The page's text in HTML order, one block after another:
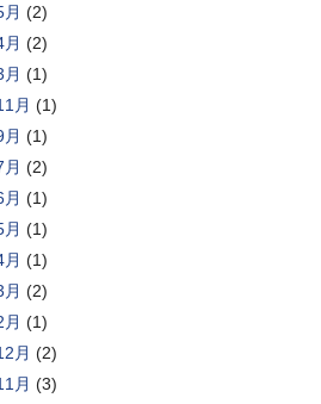
(2)
(2)
(1)
月 (1)
(1)
(2)
(1)
(1)
(1)
(2)
(1)
月 (2)
月 (3)